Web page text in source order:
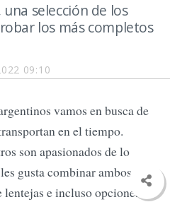
09:10
selección de los
los más completos
vamos en busca de
en el tiempo.
son apasionados de lo
gusta combinar ambos.
e incluso opciones